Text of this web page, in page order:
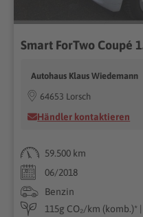
Smart ForTwo Coupé
Autohaus Klaus Wiedemann
64653 Lorsch
Händler kontaktieren
59.500 km
06/2018
Benzin
115g CO₂/km (komb.)*